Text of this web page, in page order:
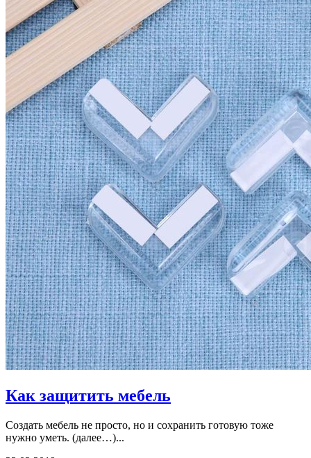
Как защитить мебель
Создать мебель не просто, но и сохранить готовую тоже
нужно уметь. (далее…)...